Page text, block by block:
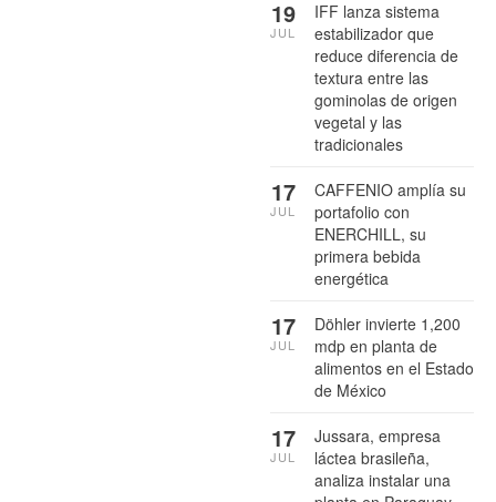
IFF lanza sistema
estabilizador que
reduce diferencia de
textura entre las
gominolas de origen
vegetal y las
tradicionales
19
JUL
CAFFENIO amplía su
portafolio con
ENERCHILL, su
primera bebida
energética
17
JUL
Döhler invierte 1,200
mdp en planta de
alimentos en el Estado
de México
17
JUL
Jussara, empresa
láctea brasileña,
analiza instalar una
17
JUL